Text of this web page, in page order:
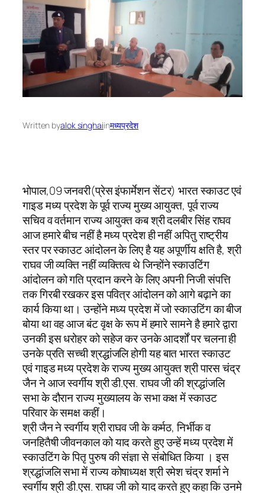
Written byalok singhaiinमध्यप्रदेश
भोपाल,09 जनवरी(प्रेस इंफार्मेशन सेंटर) भारत स्काउट एवं
गाइड मध्य प्रदेश के पूर्व राज्य मुख्य आयुक्त, पूर्व राज्य
सचिव व वर्तमान राज्य आयुक्त कब श्री दलबीर सिंह राघव
आज हमारे बीच नहीं है मध्य प्रदेश ही नहीं अपितु राष्ट्रीय
स्तर पर स्काउट आंदोलन के लिए है यह अपूर्णीय क्षति है, श्री
राघव जी व्यक्ति नहीं व्यक्तित्व थे जिन्होंने स्काउटिंग
आंदोलन को गति प्रदान करने के लिए अपनी निजी संपत्ति
तक गिरबी रखकर इस पवित्र आंदोलन को आगे बढ़ाने का
कार्य किया था। उन्होंने मध्य प्रदेश में जो स्काउटिंग का बीज
बोया था वह आज बंट वृक्ष के रूप में हमारे सामने है हमारे द्वारा
उनकी इस धरोहर को सहेज कर उनके आदर्शों पर चलना ही
उनके प्रति सच्ची श्रद्धांजलि होगी यह बात भारत स्काउट
एवं गाइड मध्य प्रदेश के राज्य मुख्य आयुक्त श्री पारस चंद्र
जैन ने आज स्वर्गीय श्री डी.एस. राघव जी की श्रद्धांजलि
सभा के दौरान राज्य मुख्यालय के सभा कक्ष में स्काउट
परिवार के समक्ष कहीं।
श्री जैन ने स्वर्गीय श्री राघव जी के कर्मठ, निर्भीक व
जनहितैषी जीवनकाल को याद करते हुए उन्हें मध्य प्रदेश में
स्काउटिंग के पितृ पुरुष की संज्ञा से संबोधित किया । इस
श्रद्धांजलि सभा में राज्य कोषाध्यक्ष श्री रमेश चंद्र शर्मा ने
स्वर्गीय श्री डी.एस. राघव जी को याद करते हुए कहा कि उनमे